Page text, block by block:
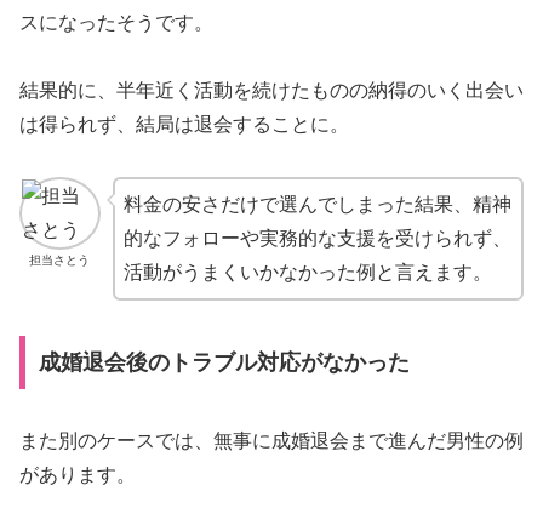
スになったそうです。
結果的に、半年近く活動を続けたものの納得のいく出会い
は得られず、結局は退会することに。
担当さとう
料金の安さだけで選んでしまった結果、精神
的なフォローや実務的な支援を受けられず、
活動がうまくいかなかった例と言えます。
成婚退会後のトラブル対応がなかった
また別のケースでは、無事に成婚退会まで進んだ男性の例
があります。